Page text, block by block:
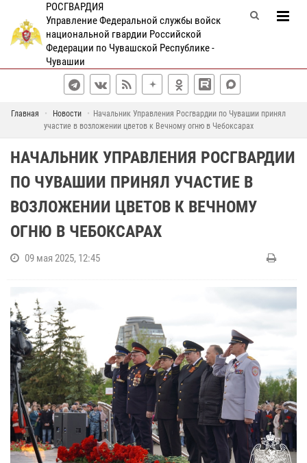
РОСГВАРДИЯ
Управление Федеральной службы войск
национальной гвардии Российской
Федерации по Чувашской Республике -
Чувашии
Главная Новости
Начальник Управления Росгвардии по Чувашии принял
участие в возложении цветов к Вечному огню в Чебоксарах
НАЧАЛЬНИК УПРАВЛЕНИЯ РОСГВАРДИИ
ПО ЧУВАШИИ ПРИНЯЛ УЧАСТИЕ В
ВОЗЛОЖЕНИИ ЦВЕТОВ К ВЕЧНОМУ
ОГНЮ В ЧЕБОКСАРАХ
09 мая 2025, 12:45